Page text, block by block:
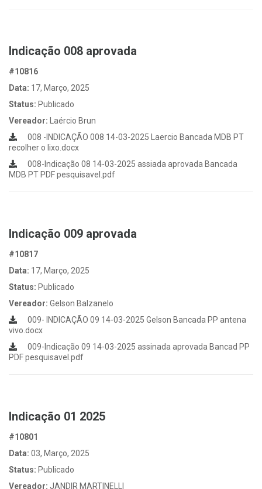
Indicação 008 aprovada
#10816
Data: 17, Março, 2025
Status: Publicado
Vereador:
Laércio Brun
008 -INDICAÇÃO 008 14-03-2025 Laercio Bancada MDB PT
recolher o lixo.docx
008-Indicação 08 14-03-2025 assiada aprovada Bancada
MDB PT PDF pesquisavel.pdf
Indicação 009 aprovada
#10817
Data: 17, Março, 2025
Status: Publicado
Vereador: Gelson Balzanelo
009- INDICAÇÃO 09 14-03-2025 Gelson Bancada PP antena
vivo.docx
009-Indicação 09 14-03-2025 assinada aprovada Bancad PP
PDF pesquisavel.pdf
Indicação 01 2025
#10801
Data: 03, Março, 2025
Status: Publicado
Vereador: JANDIR MARTINELLI